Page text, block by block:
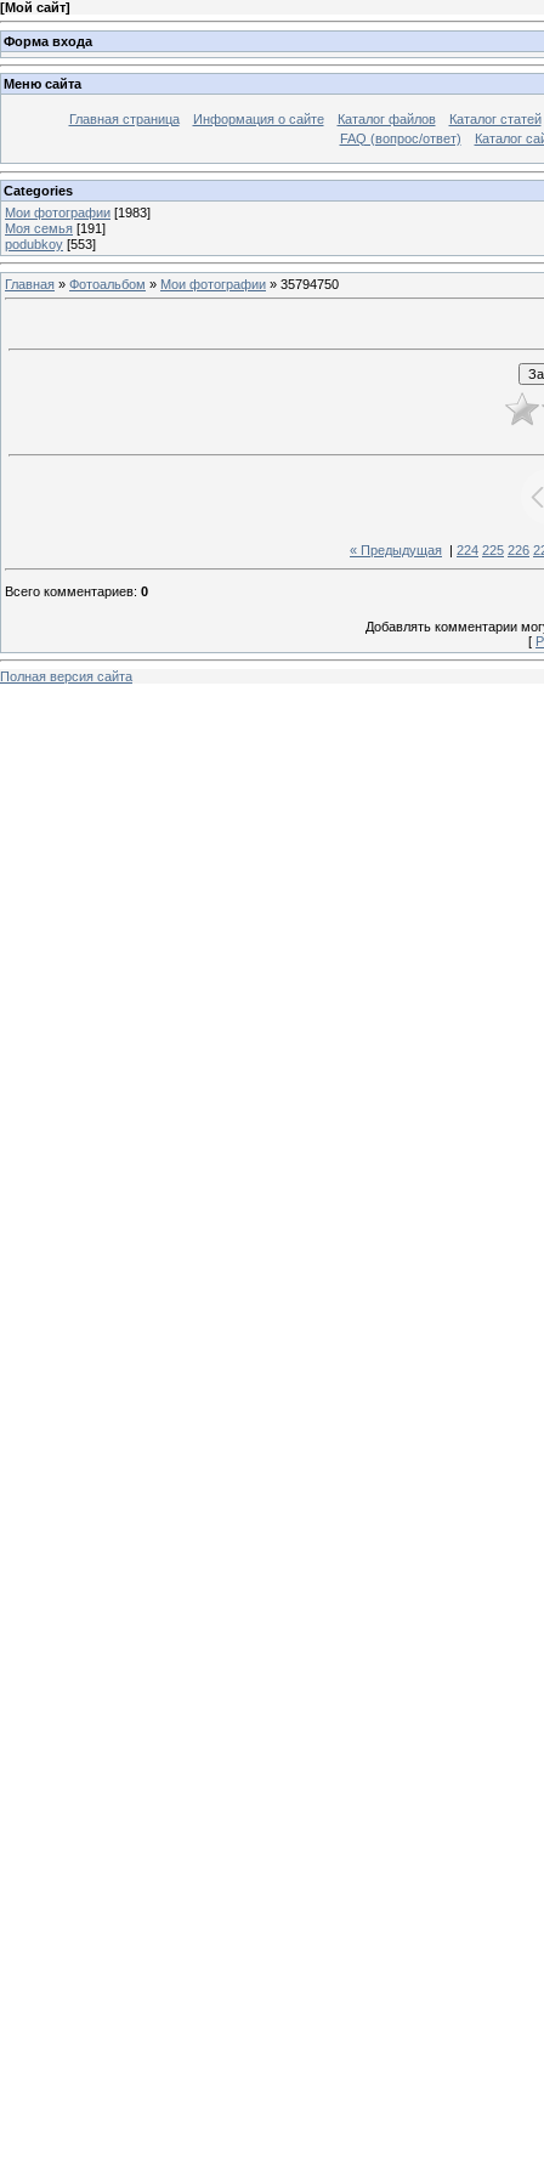
[Мой сайт]
Форма входа
Меню сайта
Главная страница Информация о сайте Каталог файлов
Каталог статей
FAQ (вопрос/ответ)
Каталог
Categories
Мои фотографии [1983]
Моя семья [191]
podubkoy [553]
Главная » Фотоальбом » Мои фотографии » 35794750
« Предыдущая 224 225 226
Всего комментариев: 0
Добавлять комментарии
[
Полная версия сайта